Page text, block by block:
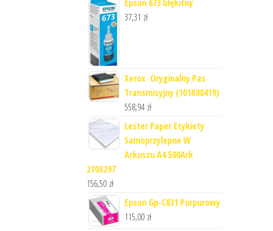
Epson 673 błękitny
37,31 zł
Xerox Oryginalny Pas
Transmisyjny (101R00419)
558,94 zł
Lester Paper Etykiety
Samoprzylepne W
Arkuszu A4 500Ark
210X297
156,50 zł
Epson Gp-C831 Purpurowy
115,00 zł